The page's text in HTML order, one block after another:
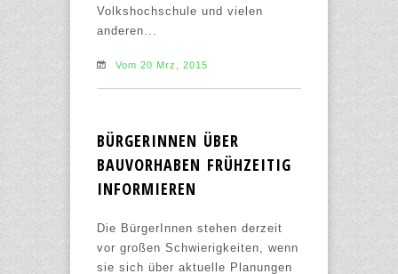
Volkshochschule und vielen
anderen...
Vom 20 Mrz, 2015
BÜRGERINNEN ÜBER
BAUVORHABEN FRÜHZEITIG
INFORMIEREN
Die BürgerInnen stehen derzeit
vor großen Schwierigkeiten, wenn
sie sich über aktuelle Planungen